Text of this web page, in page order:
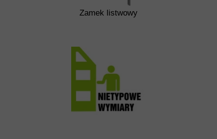
Zamek listwowy